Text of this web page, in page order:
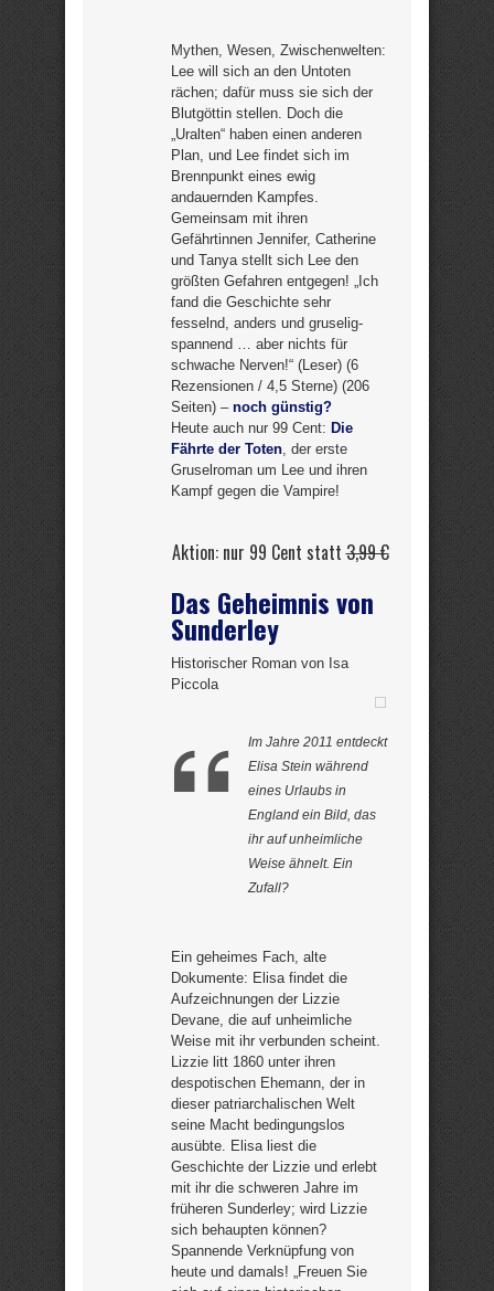
Mythen, Wesen, Zwischenwelten:
Lee will sich an den Untoten
rächen; dafür muss sie sich der
Blutgöttin stellen. Doch die
„Uralten“ haben einen anderen
Plan, und Lee findet sich im
Brennpunkt eines ewig
andauernden Kampfes.
Gemeinsam mit ihren
Gefährtinnen Jennifer, Catherine
und Tanya stellt sich Lee den
größten Gefahren entgegen! „Ich
fand die Geschichte sehr
fesselnd, anders und gruselig-
spannend … aber nichts für
schwache Nerven!“ (Leser) (6
Rezensionen / 4,5 Sterne) (206
Seiten) – noch günstig?
Heute auch nur 99 Cent: Die
Fährte der Toten , der erste
Gruselroman um Lee und ihren
Kampf gegen die Vampire!
Aktion: nur 99 Cent statt3,99 €
Das Geheimnis von
Sunderley
Historischer Roman von Isa
Piccola
Im Jahre 2011 entdeckt
Elisa Stein während
eines Urlaubs in
England ein Bild, das
ihr auf unheimliche
Weise ähnelt. Ein
Zufall?
Ein geheimes Fach, alte
Dokumente: Elisa findet die
Aufzeichnungen der Lizzie
Devane, die auf unheimliche
Weise mit ihr verbunden scheint.
Lizzie litt 1860 unter ihren
despotischen Ehemann, der in
dieser patriarchalischen Welt
seine Macht bedingungslos
ausübte. Elisa liest die
Geschichte der Lizzie und erlebt
mit ihr die schweren Jahre im
früheren Sunderley; wird Lizzie
sich behaupten können?
Spannende Verknüpfung von
heute und damals! „Freuen Sie